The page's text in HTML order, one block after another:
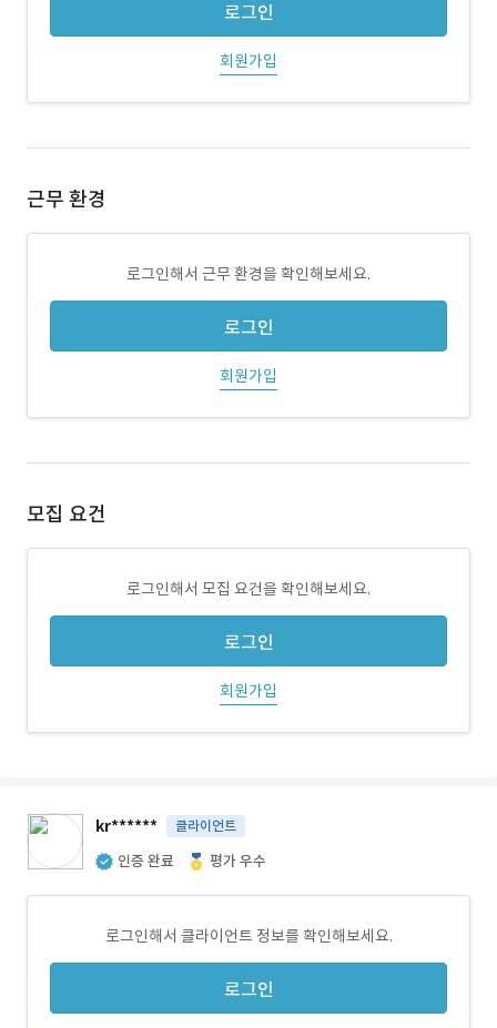
로그인
회원가입
근무 환경
로그인해서 근무 환경을 확인해보세요.
로그인
회원가입
모집 요건
로그인해서 모집 요건을 확인해보세요.
로그인
회원가입
kr****** 클라이언트
인증 완료 평가 우수
로그인해서 클라이언트 정보를 확인해보세요.
로그인